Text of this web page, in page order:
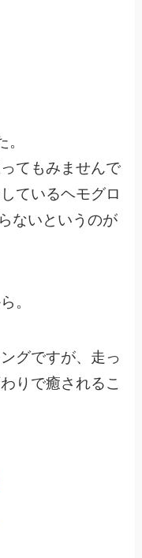
てもみませんで
ているヘモグロ
ないというのが
。
グですが、走っ
りで癒されるこ